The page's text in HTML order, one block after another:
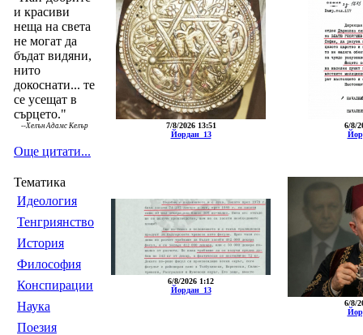
и красиви
неща на света
не могат да
бъдат видяни,
нито
докоснати... те
се усещат в
сърцето."
--Хелън Адамс Келър
Още цитати...
Тематика
Идеология
Тенгриянство
История
Философия
Конспирации
Наука
Поезия
7/8/2026 13:51
Йордан_13
6/8/
6/8/2026 1:12
Йордан_13
6/8/